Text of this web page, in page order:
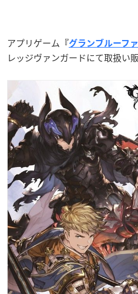
アプリゲーム 『グランブルーフ
レッジヴァンガードにて取扱い